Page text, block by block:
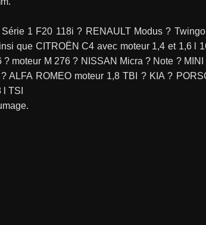
1 F20 118i ? RENAULT Modus ?
que CITROËN C4 avec moteur 1,4 et 1,6 l
moteur M 276 ? NISSAN Micra ? Note ? MINI
ALFA ROMEO moteur 1,8 TBI ? KIA ?
TSI